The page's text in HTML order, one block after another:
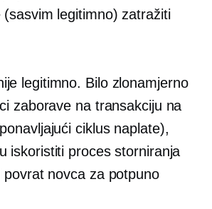
legitimno) zatražiti
legitimno. Bilo zlonamjerno
zaborave na transakciju na
ciklus naplate),
iskoristiti proces storniranja
povrat novca za potpuno